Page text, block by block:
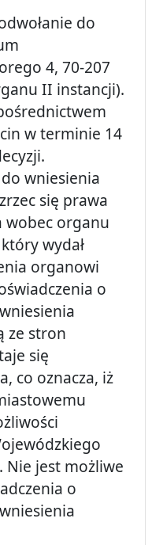
do
4, 70-207
II instancji).
w terminie 14
wniesienia
się prawa
wobec organu
wydał
organowi
o
ze stron
się
co oznacza, iż
Nie jest możliwe
o